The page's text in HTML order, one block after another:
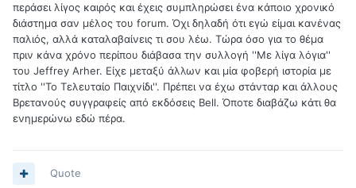
περάσει λίγος καιρός και έχεις συμπληρώσει ένα κάποιο χρονικό
διάστημα σαν μέλος του forum. Όχι δηλαδή ότι εγώ είμαι κανένας
παλιός, αλλά καταλαβαίνεις τι σου λέω. Τώρα όσο για το θέμα
πριν κάνα χρόνο περίπου διάβασα την συλλογή ''Με λίγα λόγια''
του Jeffrey Arher. Είχε μεταξύ άλλων και μία φοβερή ιστορία με
τίτλο ''Το Τελευταίο Παιχνίδι''. Πρέπει να έχω στάνταρ και άλλους
Βρετανούς συγγραφείς από εκδόσεις Bell. Όποτε διαβάζω κάτι θα
ενημερώνω εδώ πέρα.
Quote